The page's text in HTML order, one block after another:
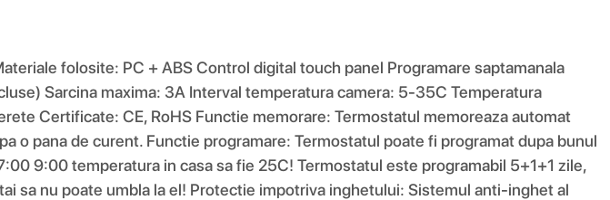
folosite: PC + ABS Control digital touch panel Programare saptamanala
Sarcina maxima: 3A Interval temperatura camera: 5-35C Temperatura
Certificate: CE, RoHS Functie memorare: Termostatul memoreaza automat
o pana de curent. Functie programare: Termostatul poate fi programat dupa bunul
9:00 temperatura in casa sa fie 25C! Termostatul este programabil 5+1+1 zile,
sa nu poate umbla la el! Protectie impotriva inghetului: Sistemul anti-inghet al